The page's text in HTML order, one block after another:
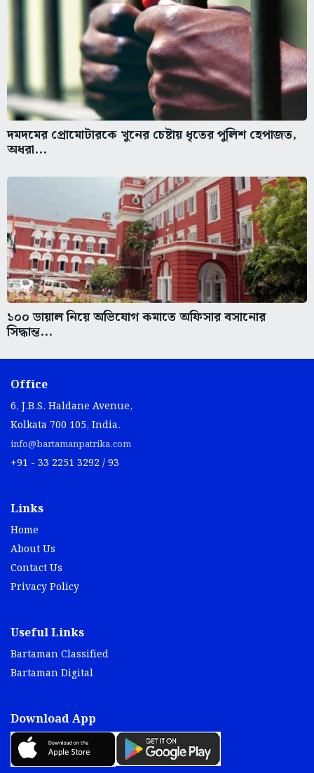
দমদমের প্রোমোটারকে খুনের চেষ্টায় ধৃতের পুলিশ হেপাজত,
অধরা...
১০০ ডায়াল নিয়ে অভিযোগ কমাতে অফিসার বসানোর
সিদ্ধান্ত...
Office
6, J.B.S. Haldane Avenue,
Kolkata 700 105, India.
info@bartamanpatrika.com
+91 - 33 2251 3292 / 93
Links
Home
About Us
Contact Us
Privacy Policy
Useful Links
Bartaman Classified
Bartaman Digital
Download App